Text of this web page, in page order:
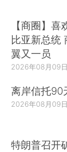
【商圈】
比亚新总统
翼又一员
2026年08月09日
离岸信托90
2026年08月09日
特朗普召开